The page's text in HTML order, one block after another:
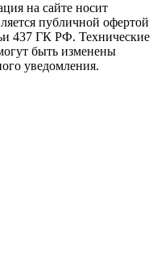
на сайте носит
публичной офертой
437 ГК РФ. Технические
быть изменены
уведомления.